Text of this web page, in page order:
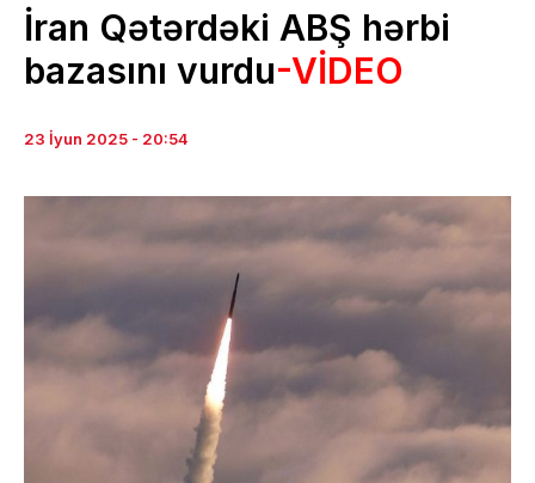
İran Qətərdəki ABŞ hərbi
bazasını vurdu-VİDEO
23 İyun 2025 - 20:54